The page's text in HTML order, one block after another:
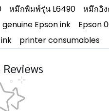
หมึกพิมพ์รุ่น L6490 หมึกอิ
genuine Epson ink Epson
printer consumables